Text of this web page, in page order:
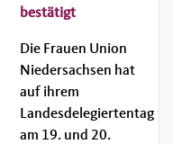
bestätigt
Die Frauen Union
Niedersachsen hat
auf ihrem
Landesdelegiertentag
am 19. und 20.